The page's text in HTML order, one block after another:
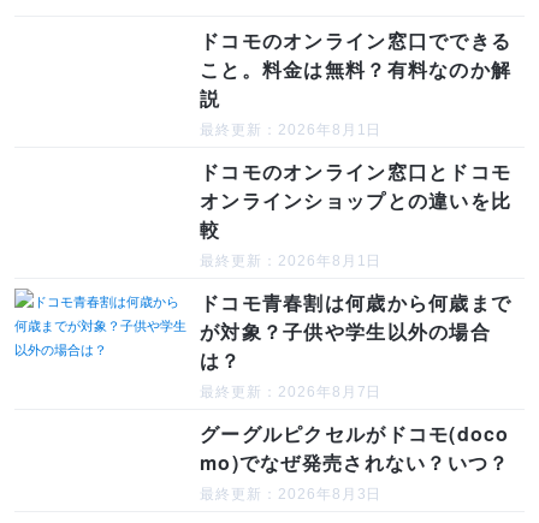
ドコモのオンライン窓口でできる
こと。料金は無料？有料なのか解
説
最終更新：2026年8月1日
ドコモのオンライン窓口とドコモ
オンラインショップとの違いを比
較
最終更新：2026年8月1日
ドコモ青春割は何歳から何歳まで
が対象？子供や学生以外の場合
は？
最終更新：2026年8月7日
グーグルピクセルがドコモ(doco
mo)でなぜ発売されない？いつ？
最終更新：2026年8月3日